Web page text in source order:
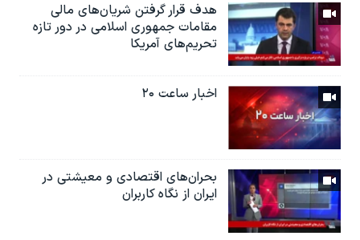
هدف قرار گرفتن شریان‌های مالی
مقامات جمهوری اسلامی در دور تازه
تحریم‌های آمریکا
اخبار ساعت ۲۰
بحران‌های اقتصادی و معیشتی در
ایران از نگاه کاربران